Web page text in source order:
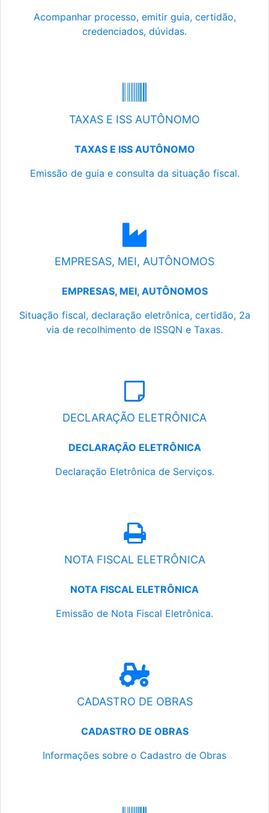
Acompanhar processo, emitir guia, certidão,
credenciados, dúvidas.
TAXAS E ISS AUTÔNOMO
TAXAS E ISS AUTÔNOMO
Emissão de guia e consulta da situação fiscal.
EMPRESAS, MEI, AUTÔNOMOS
EMPRESAS, MEI, AUTÔNOMOS
Situação fiscal, declaração eletrônica, certidão, 2a
via de recolhimento de ISSQN e Taxas.
DECLARAÇÃO ELETRÔNICA
DECLARAÇÃO ELETRÔNICA
Declaração Eletrônica de Serviços.
NOTA FISCAL ELETRÔNICA
NOTA FISCAL ELETRÔNICA
Emissão de Nota Fiscal Eletrônica.
CADASTRO DE OBRAS
CADASTRO DE OBRAS
Informações sobre o Cadastro de Obras